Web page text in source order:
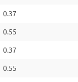
0.37
0.55
0.37
0.55